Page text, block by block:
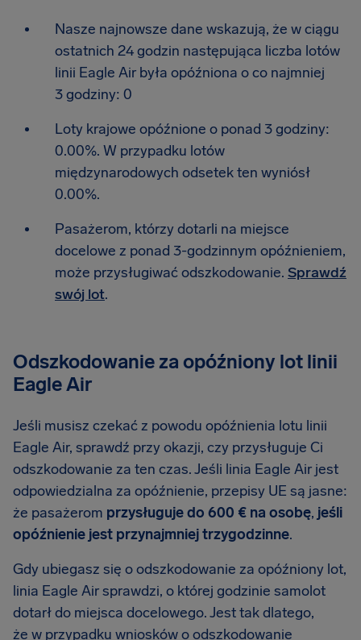
Nasze najnowsze dane wskazują, że w ciągu
ostatnich 24 godzin następująca liczba lotów
linii Eagle Air była opóźniona o co najmniej
3 godziny: 0
Loty krajowe opóźnione o ponad 3 godziny:
0.00%. W przypadku lotów
międzynarodowych odsetek ten wyniósł
0.00%.
Pasażerom, którzy dotarli na miejsce
docelowe z ponad 3-godzinnym opóźnieniem,
może przysługiwać odszkodowanie. Sprawdź
swój lot.
Odszkodowanie za opóźniony lot linii
Eagle Air
Jeśli musisz czekać z powodu opóźnienia lotu linii
Eagle Air, sprawdź przy okazji, czy przysługuje Ci
odszkodowanie za ten czas. Jeśli linia Eagle Air jest
odpowiedzialna za opóźnienie, przepisy UE są jasne:
że pasażerom przysługuje do 600 € na osobę, jeśli
opóźnienie jest przynajmniej trzygodzinne.
Gdy ubiegasz się o odszkodowanie za opóźniony lot,
linia Eagle Air sprawdzi, o której godzinie samolot
dotarł do miejsca docelowego. Jest tak dlatego,
że w przypadku wniosków o odszkodowanie